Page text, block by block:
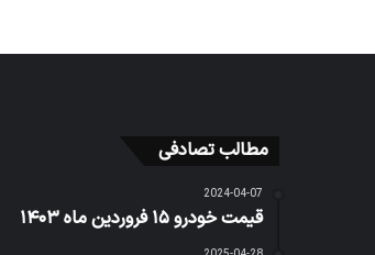
مطالب تصادفی
2024-04-07
قیمت خودرو ۱۵ فروردین ماه ۱۴۰۳